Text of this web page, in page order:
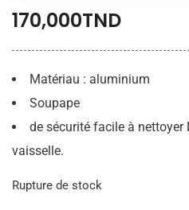
170,000TND
Matériau : aluminium
Soupape
de sécurité facile à nettoyer
vaisselle.
Rupture de stock